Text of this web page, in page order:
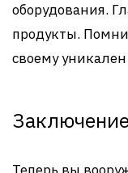
оборудования.
продукты.
своему